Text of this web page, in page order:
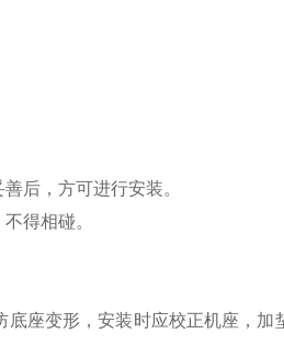
后，方可进行安装。
得相碰。
座变形，安装时应校正机座，加